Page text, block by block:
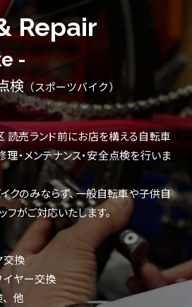
Repair
-
検 （スポーツバイク）
売ランド前にお店を構える自転車
・メンテナンス・安全点検を行いま
イクのみならず、一般自転車や子供自
がご対応いたします。
交換
ヤー交換
他